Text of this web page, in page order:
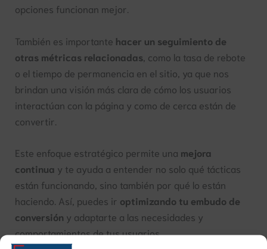
opciones funcionan mejor.
También es importante hacer un seguimiento de
otras métricas relacionadas , como la tasa de rebote
o el tiempo de permanencia en el sitio, ya que nos
brindan una visión más clara de cómo los usuarios
interactúan con la página y como de cerca están de
convertir.
Este enfoque estratégico permite una mejora
continua y te ayuda a entender no solo qué tácticas
están funcionando, sino también por qué lo están
haciendo. Así, puedes ir optimizando tu embudo de
conversión y adaptarte a las necesidades y
comportamientos de tus usuarios.